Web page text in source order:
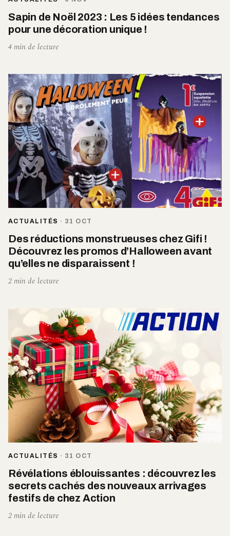
Sapin de Noël 2023 : Les 5 idées tendances
pour une décoration unique !
4 min de lecture
ACTUALITÉS · 31 OCT
Des réductions monstrueuses chez Gifi !
Découvrez les promos d’Halloween avant
qu’elles ne disparaissent !
2 min de lecture
ACTUALITÉS · 31 OCT
Révélations éblouissantes : découvrez les
secrets cachés des nouveaux arrivages
festifs de chez Action
2 min de lecture